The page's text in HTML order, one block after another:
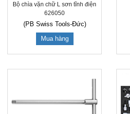
Bộ chìa vặn chữ L sơn tĩnh điện
626050
(PB Swiss Tools-Đức)
Mua hàng